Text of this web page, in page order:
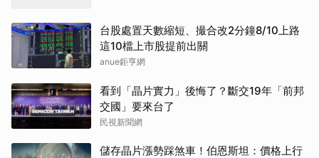
台股處置天數縮短、撮合改2分鐘8/10上路
這10檔上市股提前出關
anue鉅亨網
看到「晶片實力」後悔了？斷交19年「前邦
交國」要來台了
民視新聞網
儲存晶片漲勢踩煞車！伯恩斯坦：價格上行